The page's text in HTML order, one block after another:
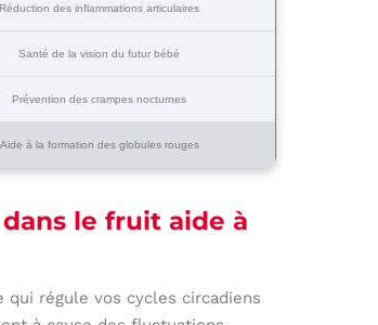
Réduction des inflammations articulaires
Santé de la vision du futur bébé
Prévention des crampes nocturnes
Aide à la formation des globules rouges
le fruit aide à
régule vos cycles circadiens